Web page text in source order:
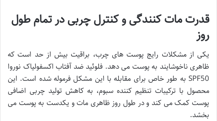
قدرت مات کنندگی و کنترل چربی در تمام طول
روز
یکی از مشکلات رایج پوست های چرب، براقیت بیش از حد است که
ظاهری ناخوشایند به پوست می دهد. فلوئید ضد آفتاب اکسفولیاک نوروا
SPF50 به طور خاص برای مقابله با این مشکل فرموله شده است. این
محصول با ترکیبات تنظیم کننده سبوم، به کاهش تولید چربی اضافی
پوست کمک می کند و در طول روز ظاهری مات و یکدست به پوست می
بخشد.